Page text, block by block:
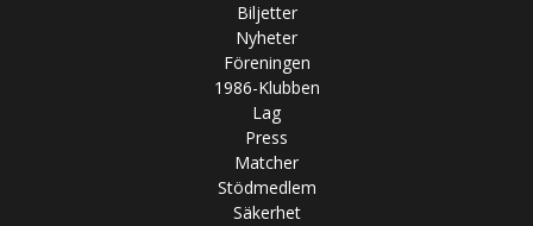
Biljetter
Nyheter
Föreningen
1986-Klubben
Lag
Press
Matcher
Stödmedlem
Säkerhet